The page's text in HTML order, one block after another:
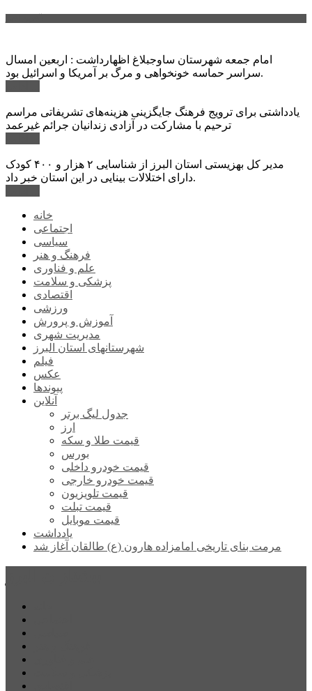
امام جمعه شهرستان ساوجبلاغ اظهارداشت : اربعین امسال
سراسر حماسه خونخواهی و مرگ بر آمریکا و اسرائیل بود.
یادداشتی برای ترویج فرهنگ جایگزینی هزینه‌های تشریفاتی مراسم
ترحیم با مشارکت در آزادی زندانیان جرائم غیرعمد
مدیر کل بهزیستی استان البرز از شناسایی ۲ هزار و ۴۰۰ کودک
دارای اختلالات بینایی در این استان خبر داد.
خانه
اجتماعی
سیاسی
فرهنگ و هنر
علم و فناوری
پزشکی و سلامت
اقتصادی
ورزشی
آموزش و پرورش
مدیریت شهری
شهرستانهای استان البرز
فیلم
عکس
پیوندها
آنلاین
جدول لیگ برتر
ارز
قیمت طلا و سکه
بورس
قیمت خودرو داخلی
قیمت خودرو خارجی
قیمت تلویزیون
قیمت تبلت
قیمت موبایل
یادداشت
مرمت بنای تاریخی امامزاده هارون (ع) طالقان آغاز شد